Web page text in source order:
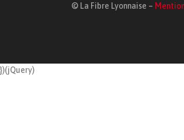
© La Fibre Lyonnaise –
})(jQuery)